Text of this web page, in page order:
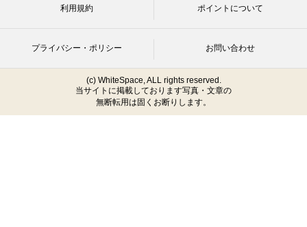
利用規約 ポイントについて
プライバシー・ポリシー お問い合わせ
(c) WhiteSpace, ALL rights reserved.
当サイトに掲載しております写真・文章の
無断転用は固くお断りします。